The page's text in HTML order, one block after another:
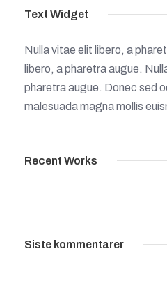
Text Widget
Nulla vitae elit libero, a
libero, a pharetra augue.
pharetra augue. Donec sed
malesuada magna mollis
Recent Works
Siste kommentarer